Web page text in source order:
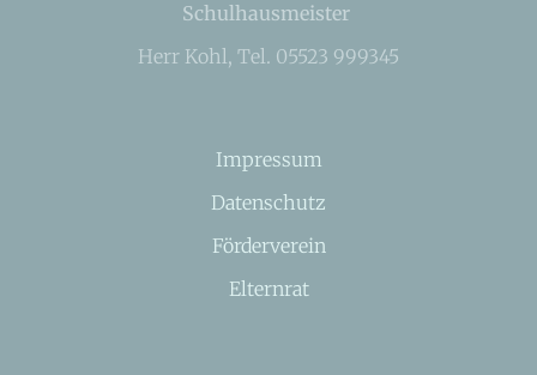
Schulhausmeister
Herr Kohl, Tel. 05523 999345
Impressum
Datenschutz
Förderverein
Elternrat